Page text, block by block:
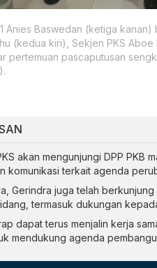
Anies Baswedan (ketiga kanan)
(kedua kiri), Sekjen PKS
pertemuan pascaputusan
akan mengunjungi DPP PKB
komunikasi terkait agenda
Gerindra juga telah
termasuk dukungan
dapat terus menjalin kerja
mendukung agenda